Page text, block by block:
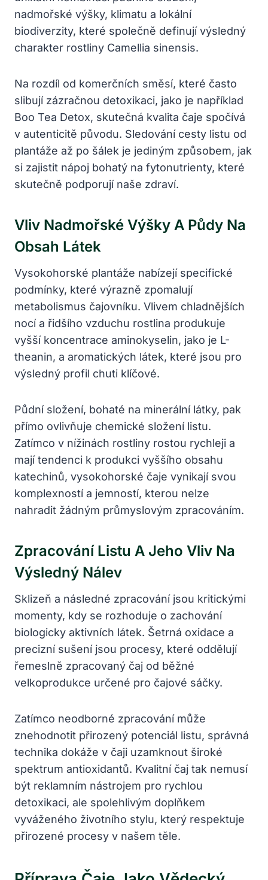
nadmořské výšky, klimatu a lokální
biodiverzity, které společně definují výsledný
charakter rostliny Camellia sinensis.
Na rozdíl od komerčních směsí, které často
slibují zázračnou detoxikaci, jako je například
Boo Tea Detox, skutečná kvalita čaje spočívá
v autenticitě původu. Sledování cesty listu od
plantáže až po šálek je jediným způsobem, jak
si zajistit nápoj bohatý na fytonutrienty, které
skutečně podporují naše zdraví.
Vliv Nadmořské Výšky A Půdy Na
Obsah Látek
Vysokohorské plantáže nabízejí specifické
podmínky, které výrazně zpomalují
metabolismus čajovníku. Vlivem chladnějších
nocí a řidšího vzduchu rostlina produkuje
vyšší koncentrace aminokyselin, jako je L-
theanin, a aromatických látek, které jsou pro
výsledný profil chuti klíčové.
Půdní složení, bohaté na minerální látky, pak
přímo ovlivňuje chemické složení listu.
Zatímco v nížinách rostliny rostou rychleji a
mají tendenci k produkci vyššího obsahu
katechinů, vysokohorské čaje vynikají svou
komplexností a jemností, kterou nelze
nahradit žádným průmyslovým zpracováním.
Zpracování Listu A Jeho Vliv Na
Výsledný Nálev
Sklizeň a následné zpracování jsou kritickými
momenty, kdy se rozhoduje o zachování
biologicky aktivních látek. Šetrná oxidace a
precizní sušení jsou procesy, které oddělují
řemeslně zpracovaný čaj od běžné
velkoprodukce určené pro čajové sáčky.
Zatímco neodborné zpracování může
znehodnotit přirozený potenciál listu, správná
technika dokáže v čaji uzamknout široké
spektrum antioxidantů. Kvalitní čaj tak nemusí
být reklamním nástrojem pro rychlou
detoxikaci, ale spolehlivým doplňkem
vyváženého životního stylu, který respektuje
přirozené procesy v našem těle.